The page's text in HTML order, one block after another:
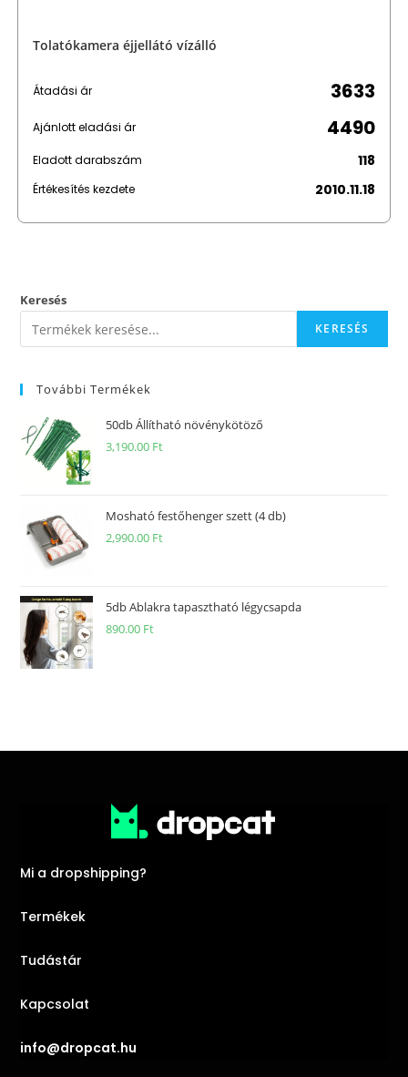
Tolatókamera éjjellátó vízálló
Átadási ár 3633
Ajánlott eladási ár 4490
Eladott darabszám 118
Értékesítés kezdete 2010.11.18
Keresés
KERESÉS
További Termékek
50db Állítható növénykötöző
3,190.00 Ft
Mosható festőhenger szett (4 db)
2,990.00 Ft
5db Ablakra tapasztható légycsapda
890.00 Ft
Mi a dropshipping?
Termékek
Tudástár
Kapcsolat
info@dropcat.hu